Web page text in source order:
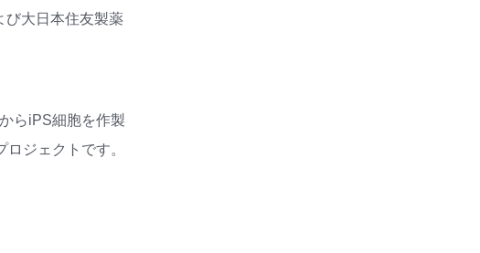
大日本住友製薬
らiPS細胞を作製
ジェクトです。